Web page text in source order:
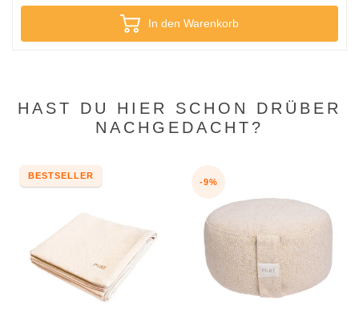
In den Warenkorb
HAST DU HIER SCHON DRÜBER
NACHGEDACHT?
BESTSELLER
-9%